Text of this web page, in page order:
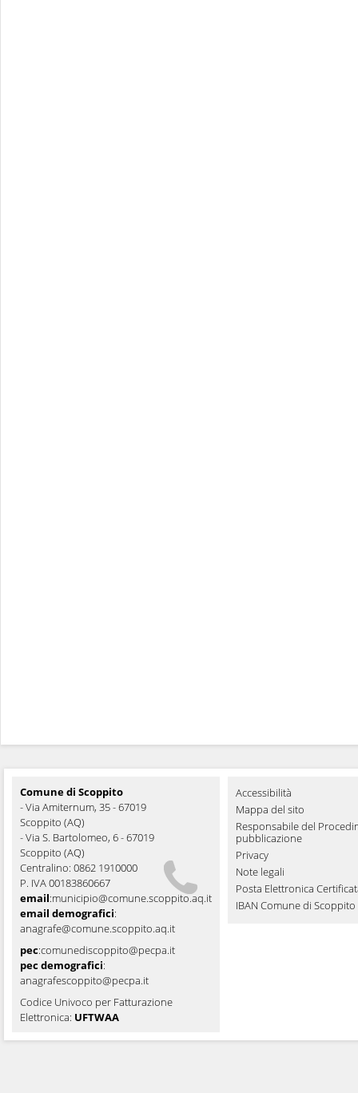
Comune di Scoppito
- Via Amiternum, 35 - 67019
Scoppito (AQ)
- Via S. Bartolomeo, 6 - 67019
Scoppito (AQ)
Centralino: 0862 1910000
P. IVA 00183860667
email:municipio@comune.scoppito.aq.it
email demografici:
anagrafe@comune.scoppito.aq.it
pec:comunediscoppito@pecpa.it
pec demografici:
anagrafescoppito@pecpa.it
Codice Univoco per Fatturazione
Elettronica: UFTWAA
Accessibilità
Mappa del sito
Responsabile del
pubblicazione
Privacy
Note legali
Posta Elettronica
IBAN Comune di Scoppito